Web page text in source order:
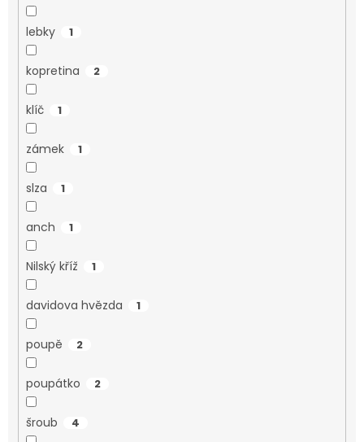
lebky 1
kopretina 2
klíč 1
zámek 1
slza 1
anch 1
Nilský kříž 1
davidova hvězda 1
poupě 2
poupátko 2
šroub 4